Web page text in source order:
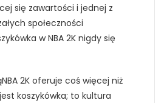
się zawartości i jednej z
społeczności
w NBA 2K nigdy się
2K oferuje coś więcej niż
koszykówka; to kultura